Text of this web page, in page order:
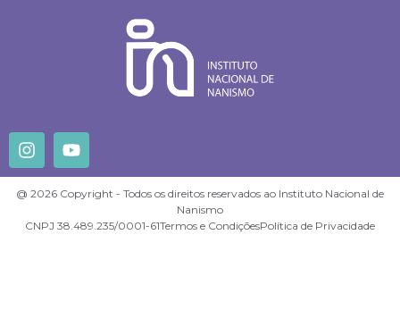
@ 2026 Copyright - Todos os direitos reservados ao Instituto Nacional de
Nanismo
CNPJ 38.489.235/0001-61Termos e CondiçõesPolítica de Privacidade